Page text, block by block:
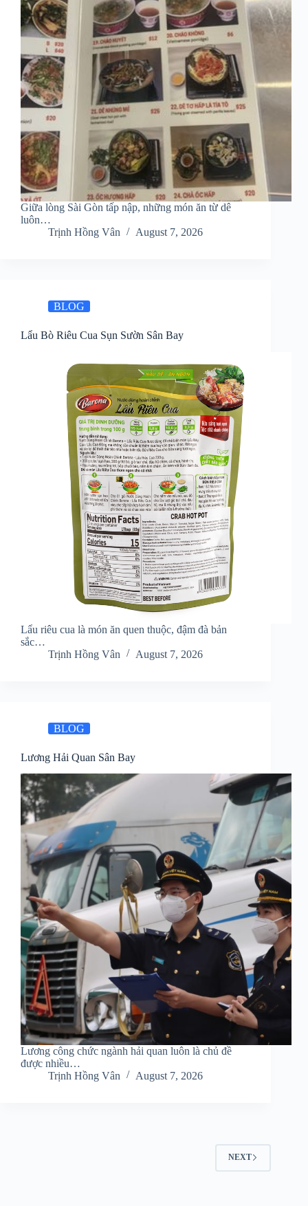
Giữa lòng Sài Gòn tấp nập, những món ăn từ dê
luôn…
Trịnh Hồng Vân
August 7, 2026
BLOG
Lẩu Bò Riêu Cua Sụn Sườn Sân Bay
Lẩu riêu cua là món ăn quen thuộc, đậm đà bản
sắc…
Trịnh Hồng Vân
August 7, 2026
BLOG
Lương Hải Quan Sân Bay
Lương công chức ngành hải quan luôn là chủ đề
được nhiều…
Trịnh Hồng Vân
August 7, 2026
NEXT